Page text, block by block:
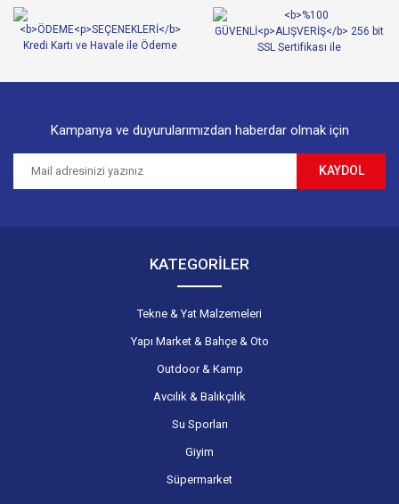
Ürün bilgilerinde hatalar bulunuyor.
Ürün fiyatı diğer sitelerden daha pahalı.
Gönder
Kampanya ve duyurularımızdan haberdar olmak için
KAYDOL
KATEGORİLER
Tekne & Yat Malzemeleri
Yapı Market & Bahçe & Oto
Outdoor & Kamp
Avcılık & Balıkçılık
Su Sporları
Giyim
Süpermarket